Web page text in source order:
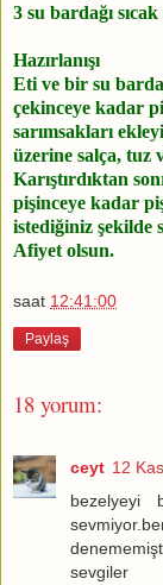
3 su bardağı sıcak
Hazırlanışı
Eti ve bir su
çekinceye kadar
sarımsakları
üzerine salça, tuz
Karıştırdıktan
pişinceye kadar
istediğiniz şekilde
Afiyet olsun.
saat 12:41:00
Paylaş
18 yorum:
ceyt 12
bezelyeyi
sevgiler